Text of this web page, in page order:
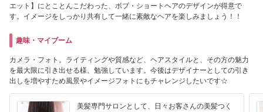
エット】にとことんこだわった、ボブ・ショートヘアのデザインが得意で
す。イメージをしっかり共有して一緒に素敵なヘアを楽しみましょう！！
趣味・マイブーム
カメラ・フォト。ライティングや質感など、ヘアスタイルと、その方の魅力
を最大限に引き出せる様、勉強しています。今後はデザイナーとしての引き
出しを増やすため風景やイメージフォトにもチャレンジしたいです☆
美髪専門サロンとして、日々お客さんの美髪つく